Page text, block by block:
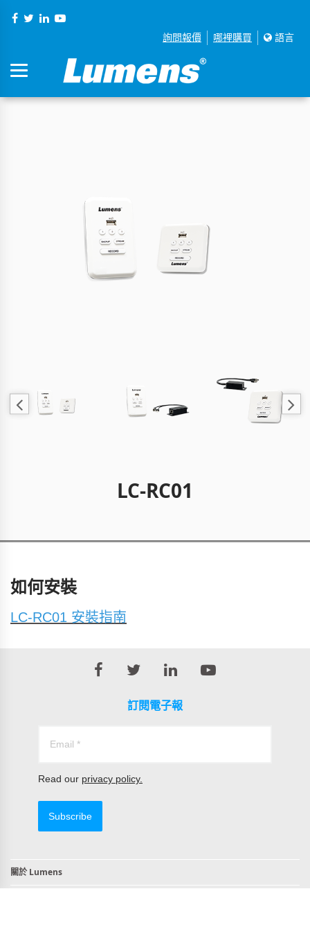
詢問報價 哪裡購買 語言
LC-RC01
如何安裝
LC-RC01 安裝指南
訂閱電子報
Read our privacy policy.
Subscribe
關於 Lumens